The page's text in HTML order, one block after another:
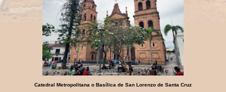
Catedral Metropolitana o Basílica de San Lorenzo de Santa Cruz